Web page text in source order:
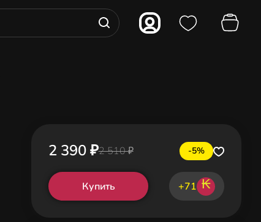
2 390 ₽2 510 ₽ -5%
Купить +71 ₭